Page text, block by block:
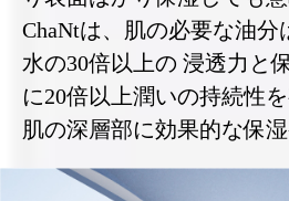
ChaNtは、肌の必要な油分
水の30倍以上の 浸透力と
に20倍以上潤いの持続性
肌の深層部に効果的な保